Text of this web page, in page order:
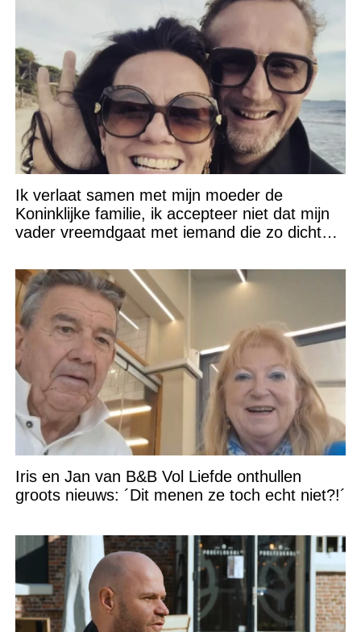
Ik verlaat samen met mijn moeder de
Koninklijke familie, ik accepteer niet dat mijn
vader vreemdgaat met iemand die zo dichtbij
Iris en Jan van B&B Vol Liefde onthullen
groots nieuws: ´Dit menen ze toch echt niet?!´